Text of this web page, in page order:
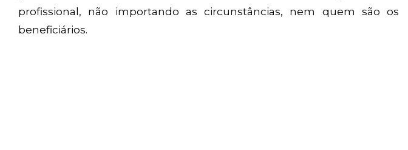
profissional, não importando as circunstâncias, nem quem são os
beneficiários.